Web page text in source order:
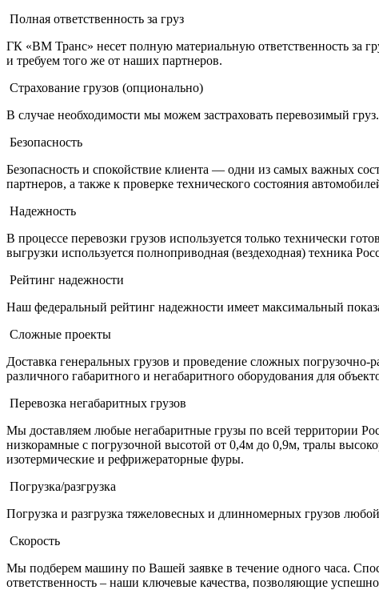
Полная ответственность за груз
ГК «ВМ Транс» несет полную материальную ответственность за
и требуем того же от наших партнеров.
Страхование грузов (опционально)
В случае необходимости мы можем застраховать перевозимый
Безопасность
Безопасность и спокойствие клиента — одни из самых важных
партнеров, а также к проверке технического состояния
Надежность
В процессе перевозки грузов используется только технически
выгрузки используется полноприводная (вездеходная) техника
Рейтинг надежности
Наш федеральный рейтинг надежности имеет максимальный
Сложные проекты
Доставка генеральных грузов и проведение сложных
различного габаритного и негабаритного оборудования для
Перевозка негабаритных грузов
Мы доставляем любые негабаритные грузы по всей территории
низкорамные с погрузочной высотой от 0,4м до 0,9м, тралы
изотермические и рефрижераторные фуры.
Погрузка/разгрузка
Погрузка и разгрузка тяжеловесных и длинномерных грузов
Скорость
Мы подберем машину по Вашей заявке в течение одного часа.
ответственность – наши ключевые качества, позволяющие